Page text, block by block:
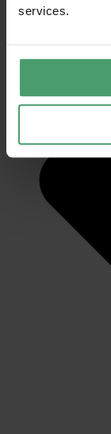
services.